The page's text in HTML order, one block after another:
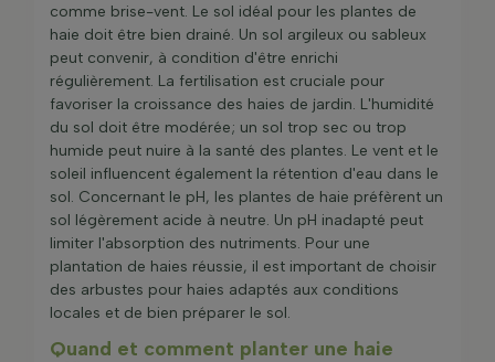
comme brise-vent. Le sol idéal pour les plantes de
haie doit être bien drainé. Un sol argileux ou sableux
peut convenir, à condition d'être enrichi
régulièrement. La fertilisation est cruciale pour
favoriser la croissance des haies de jardin. L'humidité
du sol doit être modérée; un sol trop sec ou trop
humide peut nuire à la santé des plantes. Le vent et le
soleil influencent également la rétention d'eau dans le
sol. Concernant le pH, les plantes de haie préfèrent un
sol légèrement acide à neutre. Un pH inadapté peut
limiter l'absorption des nutriments. Pour une
plantation de haies réussie, il est important de choisir
des arbustes pour haies adaptés aux conditions
locales et de bien préparer le sol.
Quand et comment planter une haie